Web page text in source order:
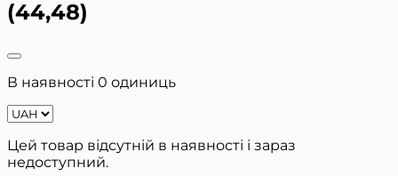
(44,48)
В наявності 0 одиниць
Цей товар відсутній в наявності і зараз
недоступний.